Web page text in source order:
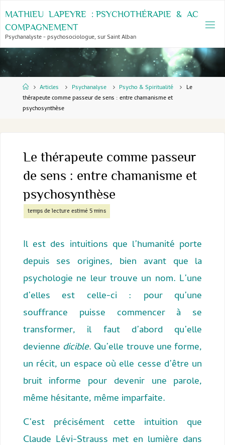
to
content
MATHIEU L APEYRE : PSYCHOTHÉRAPIE & AC
COMPAGNEMENT
Psychanalyste - psychosociologue, sur Saint Alban
HomeArticles Psychanalyse Psycho & Spiritualité
Le
thérapeute comme passeur de sens : entre chamanisme et
psychosynthèse
Le thérapeute comme passeur
de sens : entre chamanisme et
psychosynthèse
Il est des intuitions que l’humanité porte
depuis ses origines, bien avant que la
psychologie ne leur trouve un nom. L’une
d’elles est celle-ci : pour qu’une
souffrance puisse commencer à se
transformer, il faut d’abord qu’elle
devienne dicible. Qu’elle trouve une forme,
un récit, un espace où elle cesse d’être un
bruit informe pour devenir une parole,
même hésitante, même imparfaite.
C’est précisément cette intuition que
Claude Lévi-Strauss met en lumière dans